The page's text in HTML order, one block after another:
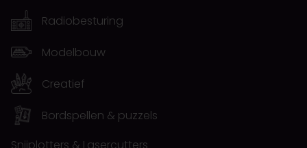
Radiobesturing
Modelbouw
Creatief
Bordspellen & puzzels